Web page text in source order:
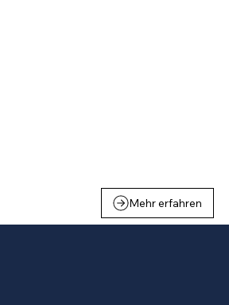
Mehr erfahren